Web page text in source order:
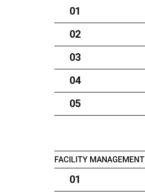
01
02
03
04
05
FACILITY MANAGEMENT
01